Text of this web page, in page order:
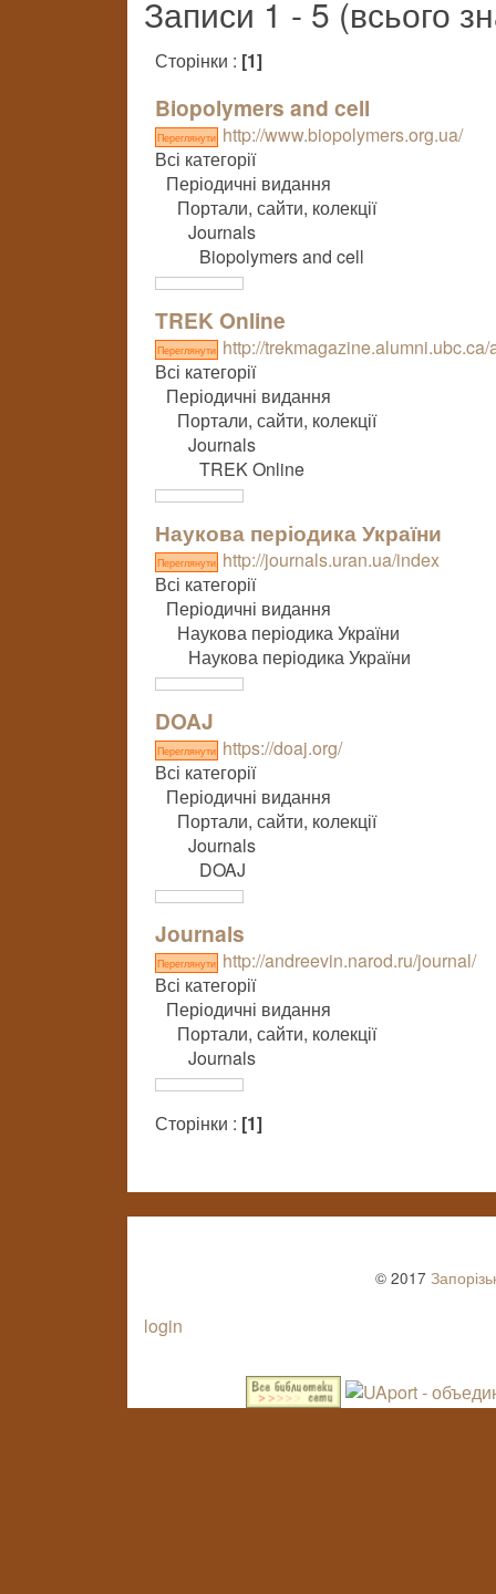
Записи 1 - 5 (всього
Сторінки : [1]
Biopolymers and cell
Переглянути http://www.biopolymers.org.ua/
Всі категорії
Періодичні видання
Портали, сайти, колекції
Journals
Biopolymers and cell
TREK Online
Переглянути http://trekmagazine.alumni.ubc.ca/
Всі категорії
Періодичні видання
Портали, сайти, колекції
Journals
TREK Online
Наукова періодика України
Переглянути http://journals.uran.ua/index
Всі категорії
Періодичні видання
Наукова періодика України
Наукова періодика України
DOAJ
Переглянути https://doaj.org/
Всі категорії
Періодичні видання
Портали, сайти, колекції
Journals
DOAJ
Journals
Переглянути http://andreevin.narod.ru/journal/
Всі категорії
Періодичні видання
Портали, сайти, колекції
Journals
Сторінки : [1]
© 2017
login